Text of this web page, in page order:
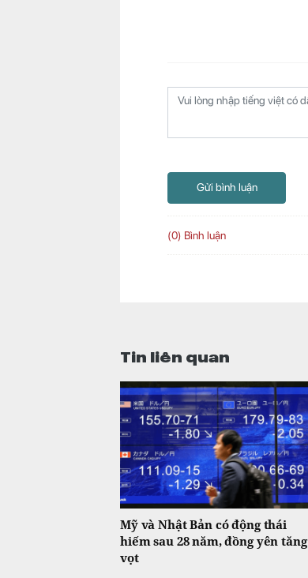
Gửi bình luận
(0) Bình luận
Tin liên quan
Mỹ và Nhật Bản có động thái
hiếm sau 28 năm, đồng yên tăng
vọt